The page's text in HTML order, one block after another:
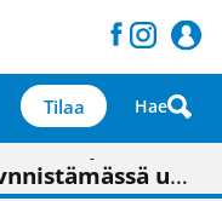
Tilaa Hae
painojäljen laatuna lehdessä
on valoisa
keskustavisiotyön”